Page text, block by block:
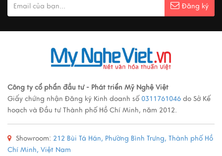
Đăng ký
Công ty cổ phẩn đầu tư - Phát triển Mỹ Nghệ Việt
Giấy chứng nhận Đăng ký Kinh doanh số 0311761046 do Sở Kế
hoạch và Đầu tư Thành phố Hồ Chí Minh, năm 2012.
Showroom: 212 Bùi Tá Hán, Phường Bình Trưng, Thành phố Hồ
Chí Minh, Việt Nam